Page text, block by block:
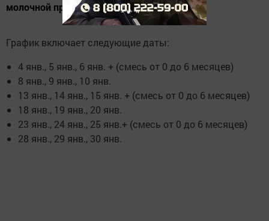
молочной продукции для населения.
График включает следующие даты:
4 янв., 5 янв., 6 янв. + (смесь от 0 до 6 месяцев)
8 янв., 9 янв., 10 янв.
13 янв., 14 янв., 15 янв. + (смесь от 0 до 6 месяцев)
18 янв., 19 янв., 20 янв.
23 янв., 24 янв., 25 янв.+ (смесь от 0 до 6 месяцев)
28 янв., 29 янв., 30 янв.